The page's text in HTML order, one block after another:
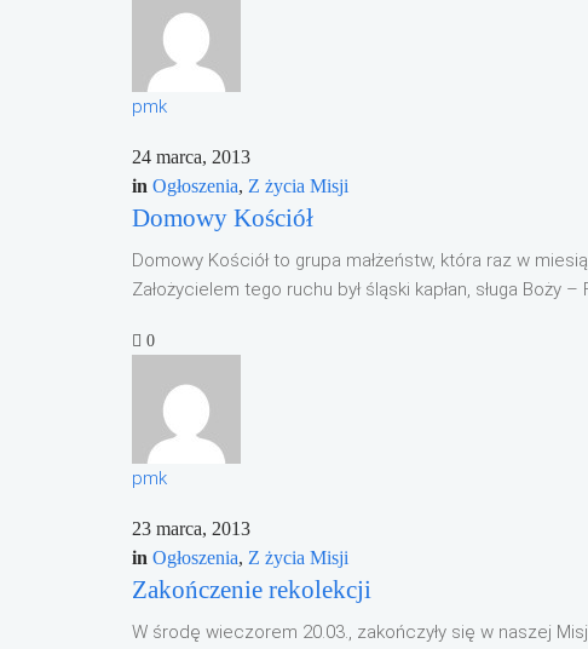
pmk
24 marca, 2013
in Ogłoszenia, Z życia Misji
Domowy Kościół
Domowy Kościół to grupa małżeństw, która raz w
Założycielem tego ruchu był śląski kapłan, sługa Boży
0
pmk
23 marca, 2013
in Ogłoszenia, Z życia Misji
Zakończenie rekolekcji
W środę wieczorem 20.03., zakończyły się w naszej